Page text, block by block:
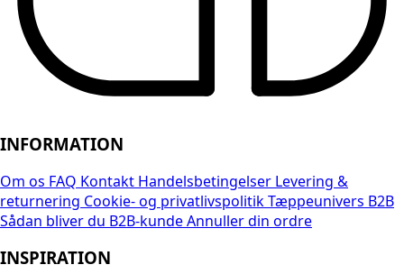
INFORMATION
Om os FAQ Kontakt Handelsbetingelser Levering &
returnering Cookie- og privatlivspolitikTæppeunivers B2B
Sådan bliver du B2B-kundeAnnuller din ordre
INSPIRATION